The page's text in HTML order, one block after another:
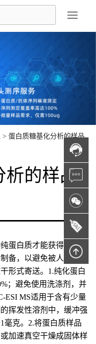
> 蛋白质糖基化分析的样品
析的样品
蛋白质才能获得良好的
备，以避免被人角蛋白
形式寄送。1.纯化蛋白
；避免使用洗涤剂，并
ESI MS适用于含有少量
挥发性溶剂中，缓冲强
毫克。2.将蛋白质样品
加速真空干燥成固体样